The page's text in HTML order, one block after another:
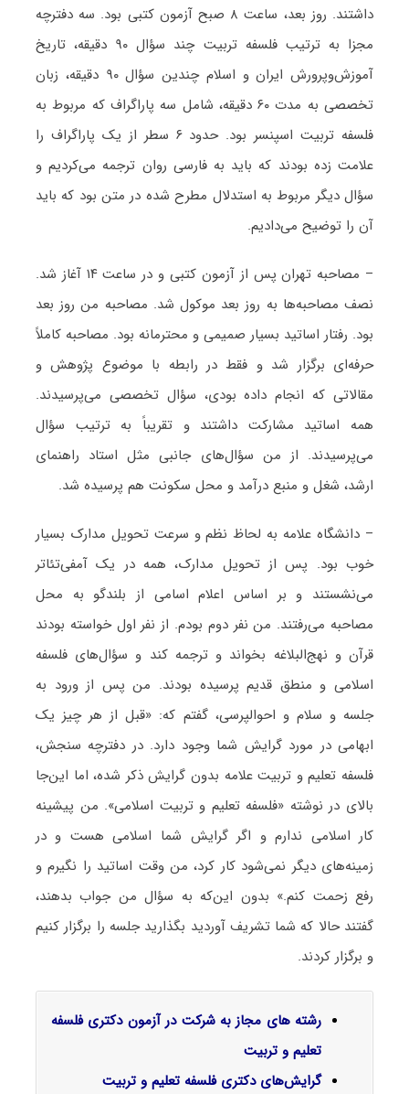
داشتند. روز بعد، ساعت ۸ صبح آزمون کتبی بود. سه دفترچه
مجزا به ترتیب فلسفه تربیت چند سؤال ۹۰ دقیقه، تاریخ
آموزش‌وپرورش ایران و اسلام چندین سؤال ۹۰ دقیقه، زبان
تخصصی به مدت ۶۰ دقیقه، شامل سه پاراگراف که مربوط به
فلسفه تربیت اسپنسر بود. حدود ۶ سطر از یک پاراگراف را
علامت زده بودند که باید به فارسی روان ترجمه می‌کردیم و
سؤال دیگر مربوط به استدلال مطرح شده در متن بود که باید
آن را توضیح می‌دادیم.
– مصاحبه تهران پس از آزمون کتبی و در ساعت ۱۴ آغاز شد.
نصف مصاحبه‌ها به روز بعد موکول شد. مصاحبه من روز بعد
بود. رفتار اساتید بسیار صمیمی و محترمانه بود. مصاحبه کاملاً
حرفه‌ای برگزار ‌شد و فقط در رابطه با موضوع پژوهش و
مقالاتی که انجام داده بودی، سؤال تخصصی می‌پرسیدند.
همه اساتید مشارکت داشتند و تقریباً به ترتیب سؤال
می‌پرسیدند. از من سؤال‌های جانبی مثل استاد راهنمای
ارشد، شغل و منبع درآمد و محل سکونت هم پرسیده شد.
– دانشگاه علامه به لحاظ نظم و سرعت تحویل مدارک بسیار
خوب بود. پس از تحویل مدارک، همه در یک آمفی‌تئاتر
می‌نشستند و بر اساس اعلام اسامی از بلندگو به محل
مصاحبه می‌رفتند. من نفر دوم بودم. از نفر اول خواسته بودند
قرآن و نهج‌البلاغه بخواند و ترجمه کند و سؤال‌های فلسفه
اسلامی و منطق قدیم پرسیده بودند. من پس از ورود به
جلسه و سلام و احوالپرسی، گفتم که: «قبل از هر چیز یک
ابهامی در مورد گرایش شما وجود دارد. در دفترچه سنجش،
فلسفه تعلیم و تربیت علامه بدون گرایش ذکر شده، اما این‌جا
بالای در نوشته «فلسفه تعلیم و تربیت اسلامی». من پیشینه
کار اسلامی ندارم و اگر گرایش شما اسلامی هست و در
زمینه‌های دیگر نمی‌شود کار کرد، من وقت اساتید را نگیرم و
رفع زحمت کنم.» بدون این‌که به سؤال من جواب بدهند،
گفتند حالا که شما تشریف آوردید بگذارید جلسه را برگزار کنیم
و برگزار کردند.
رشته های مجاز به شرکت در آزمون دکتری فلسفه
تعلیم و تربیت
گرایش‌های دکتریفلسفه تعلیم و تربیت